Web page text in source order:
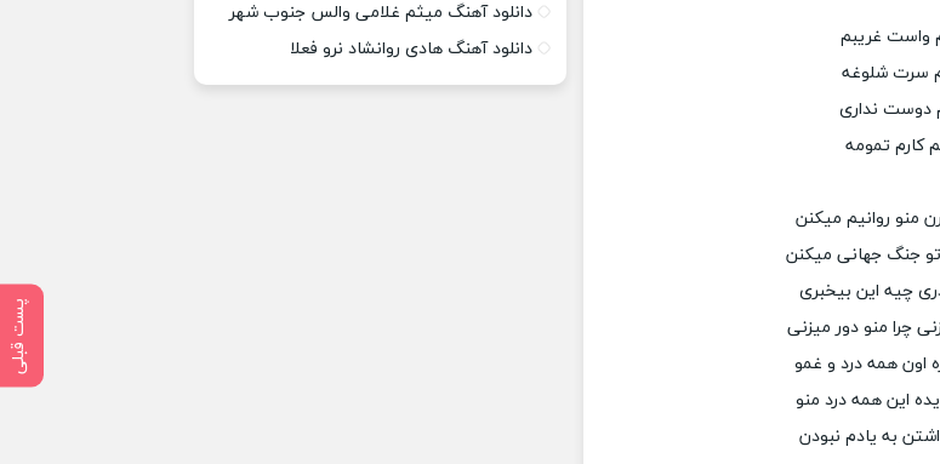
پست قبلی
واست غریبم
سرت شلوغه
دوست نداری
کارم تمومه
منو روانیم میکنن
جنگ جهانی میکنن
چیه این بیخبری
چرا منو دور میزنی
اون همه درد و غمو
این همه درد منو
به یادم نبودن
دانلود آهنگ میثم غلامی والس جنوب شهر
دانلود آهنگ هادی روانشاد نرو فعلا